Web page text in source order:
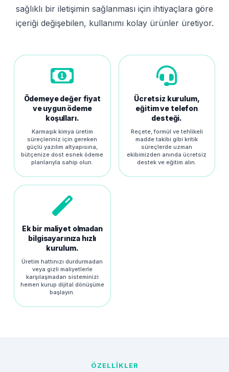
sağlıklı bir iletişimin sağlanması için ihtiyaçlara göre
içeriği değişebilen, kullanımı kolay ürünler üretiyor.
Ödemeye değer fiyat
ve uygun ödeme
koşulları.
Karmaşık kimya üretim
süreçleriniz için gereken
güçlü yazılım altyapısına,
bütçenize dost esnek ödeme
planlarıyla sahip olun.
Ücretsiz kurulum,
eğitim ve telefon
desteği.
Reçete, formül ve tehlikeli
madde takibi gibi kritik
süreçlerde uzman
ekibimizden anında ücretsiz
destek ve eğitim alın.
Ek bir maliyet olmadan
bilgisayarınıza hızlı
kurulum.
Üretim hattınızı durdurmadan
veya gizli maliyetlerle
karşılaşmadan sisteminizi
hemen kurup dijital dönüşüme
başlayın.
ÖZELLİKLER